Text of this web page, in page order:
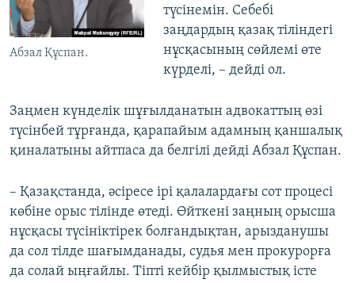
Абзал Құспан.
түсінемін. Себебі
заңдардың қазақ тіліндегі
нұсқасының сөйлемі өте
күрделі, – дейді ол.
Заңмен күнделік шұғылданатын адвокаттың өзі
түсінбей тұрғанда, қарапайым адамның қаншалық
қиналатыны айтпаса да белгілі дейді Абзал Құспан.
– Қазақстанда, әсіресе ірі қалалардағы сот процесі
көбіне орыс тілінде өтеді. Өйткені заңның орысша
нұсқасы түсініктірек болғандықтан, арызданушы
да сол тілде шағымданады, судья мен прокурорға
да солай ыңғайлы. Тіпті кейбір қылмыстық істе